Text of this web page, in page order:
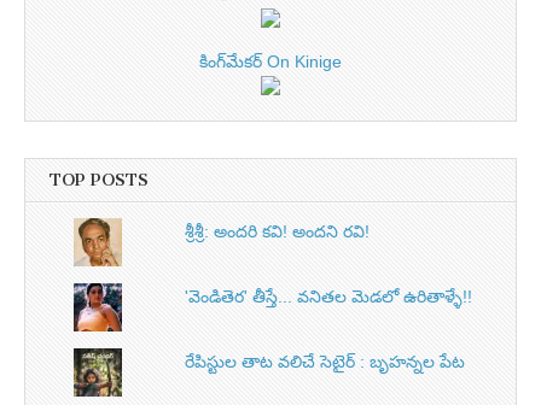
కింగ్‌మేకర్ On Kinige
TOP POSTS
శ్రీశ్రీ: అందరి కవి! అందని రవి!
'వెండితెర' తీస్తే... వనితల మెడలో ఉరితాళ్ళే!!
రేపిస్టుల తాట వలిచే సెటైర్ : బృహన్నల పేట